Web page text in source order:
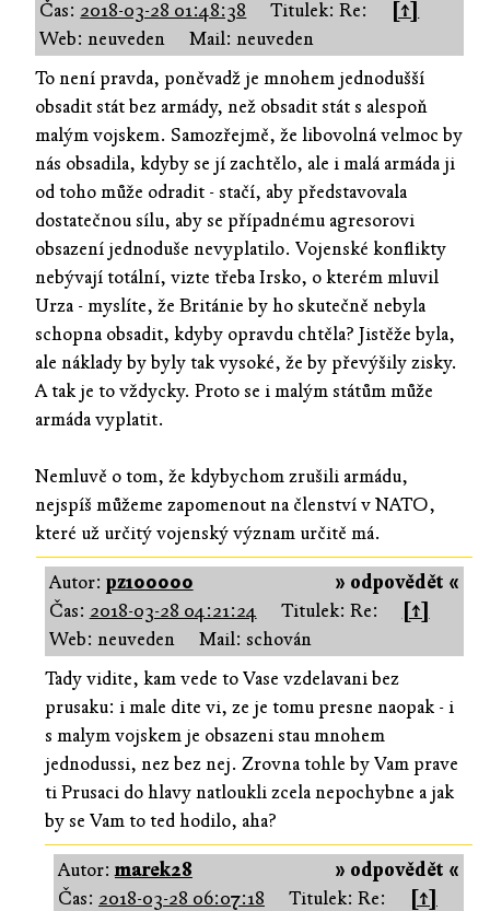
Čas: 2018-03-28 01:48:38 Titulek: Re:
[↑]
Web: neuveden
Mail: neuveden
To není pravda, poněvadž je mnohem jednodušší
obsadit stát bez armády, než obsadit stát s alespoň
malým vojskem. Samozřejmě, že libovolná velmoc by
nás obsadila, kdyby se jí zachtělo, ale i malá armáda ji
od toho může odradit - stačí, aby představovala
dostatečnou sílu, aby se případnému agresorovi
obsazení jednoduše nevyplatilo. Vojenské konflikty
nebývají totální, vizte třeba Irsko, o kterém mluvil
Urza - myslíte, že Británie by ho skutečně nebyla
schopna obsadit, kdyby opravdu chtěla? Jistěže byla,
ale náklady by byly tak vysoké, že by převýšily zisky.
A tak je to vždycky. Proto se i malým státům může
armáda vyplatit.
Nemluvě o tom, že kdybychom zrušili armádu,
nejspíš můžeme zapomenout na členství v NATO,
které už určitý vojenský význam určitě má.
» odpovědět «
Autor: pz100000
Čas: 2018-03-28 04:21:24 Titulek: Re:
[↑]
Web: neuveden
Mail: schován
Tady vidite, kam vede to Vase vzdelavani bez
prusaku: i male dite vi, ze je tomu presne naopak - i
s malym vojskem je obsazeni stau mnohem
jednodussi, nez bez nej. Zrovna tohle by Vam prave
ti Prusaci do hlavy natloukli zcela nepochybne a jak
by se Vam to ted hodilo, aha?
» odpovědět «
Autor:marek28
Čas: 2018-03-28 06:07:18 Titulek: Re:
[↑]